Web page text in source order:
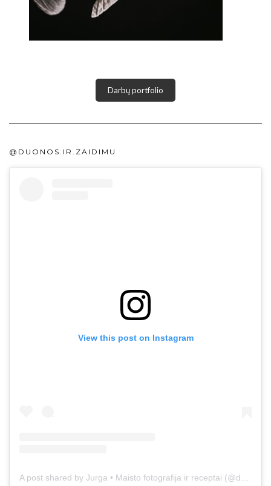
Darbų portfolio
@DUONOS.IR.ZAIDIMU
View this post on Instagram